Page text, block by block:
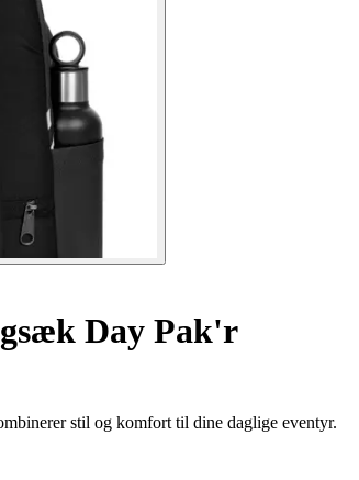
Day Pak'r
stil og komfort til dine daglige eventyr.